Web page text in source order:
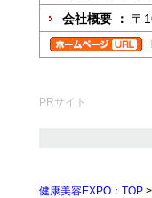
会社概要 ： 〒
PRサイト
健康美容EXPO：TOP >